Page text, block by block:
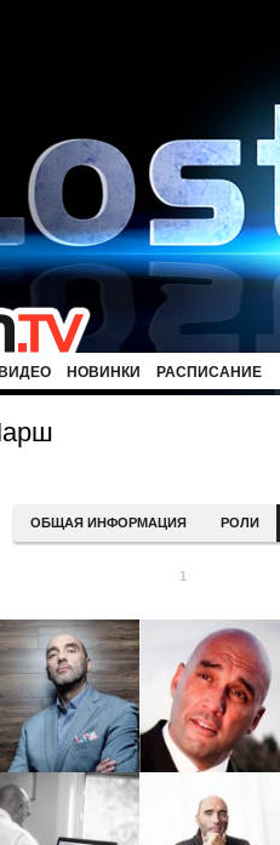
ВИДЕО НОВИНКИ РАСПИСАНИЕ
ОБЩАЯ ИНФОРМАЦИЯ РОЛИ
1